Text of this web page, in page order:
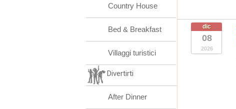
dic
08
2026
Country House
Bed & Breakfast
Villaggi turistici
Divertirti
After Dinner